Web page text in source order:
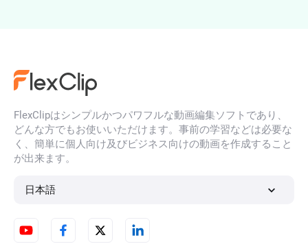
画像からAI画像生成
FlexClipはシンプルかつパワフルな動画編集ソフトであり、
どんな方でもお使いいただけます。事前の学習などは必要な
く、簡単に個人向け及びビジネス向けの動画を作成すること
が出来ます。
日本語